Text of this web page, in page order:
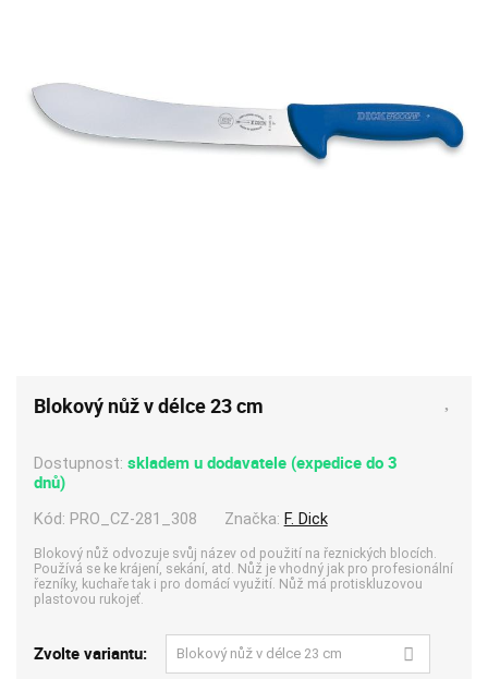
Blokový nůž v délce 23 cm
Dostupnost:skladem u dodavatele (expedice do 3
dnů)
Kód: PRO_CZ-281_308 Značka: F. Dick
Blokový nůž odvozuje svůj název od použití na řeznických blocích.
Používá se ke krájení, sekání, atd. Nůž je vhodný jak pro profesionální
řezníky, kuchaře tak i pro domácí využití. Nůž má protiskluzovou
plastovou rukojeť.
Zvolte variantu: